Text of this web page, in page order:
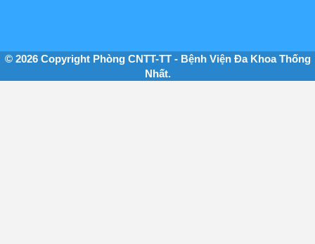
© 2026 Copyright Phòng CNTT-TT - Bệnh Viện Đa Khoa Thống
Nhất.